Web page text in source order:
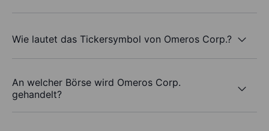
Wie lautet das Tickersymbol von Omeros Corp.?
An welcher Börse wird Omeros Corp.
gehandelt?